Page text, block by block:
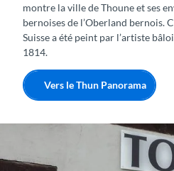
montre la ville de Thoune et ses
bernoises de l’Oberland bernois.
Suisse a été peint par l’artiste
1814.
Vers le Thun Panorama